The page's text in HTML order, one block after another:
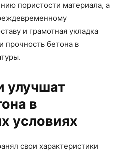
пористости материала, а
и грамотная укладка
прочность бетона в
улучшат
в
условиях
свои характеристики